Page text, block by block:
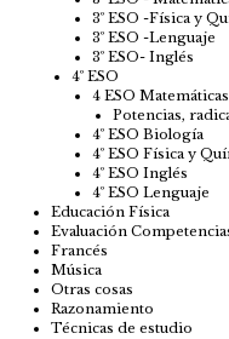
3º ESO -Física y
3º ESO -Lenguaje
3º ESO- Inglés
4º ESO
4 ESO Matemáticas
Potencias,
4º ESO Biología
4º ESO Física y
4º ESO Inglés
4º ESO Lenguaje
Educación Física
Evaluación
Francés
Música
Otras cosas
Razonamiento
Técnicas de estudio